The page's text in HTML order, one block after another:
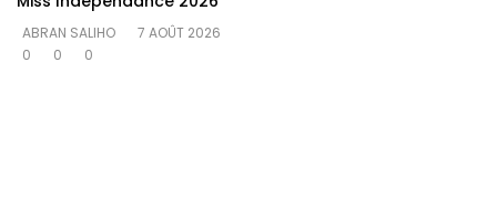
ABRAN SALIHO
7 AOÛT 2026
0
0 0